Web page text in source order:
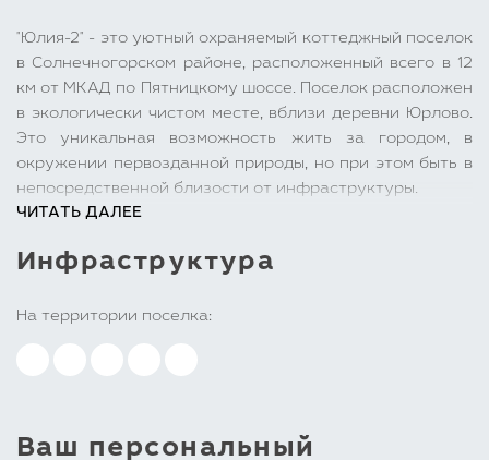
"Юлия-2" - это уютный охраняемый коттеджный поселок
в Солнечногорском районе, расположенный всего в 12
км от МКАД по Пятницкому шоссе. Поселок расположен
в экологически чистом месте, вблизи деревни Юрлово.
Это уникальная возможность жить за городом, в
окружении первозданной природы, но при этом быть в
непосредственной близости от инфраструктуры.
Поселок застроен двухэтажными таунхаусами с
Дороги асфальтированы, улицы освещаются в темное
На территории поселка есть гостевая парковка,
канализация, покрытие мобильной и интернет связью.
ЧИТАТЬ ДАЛЕЕ
Инфраструктура
На территории поселка:
Ваш персональный